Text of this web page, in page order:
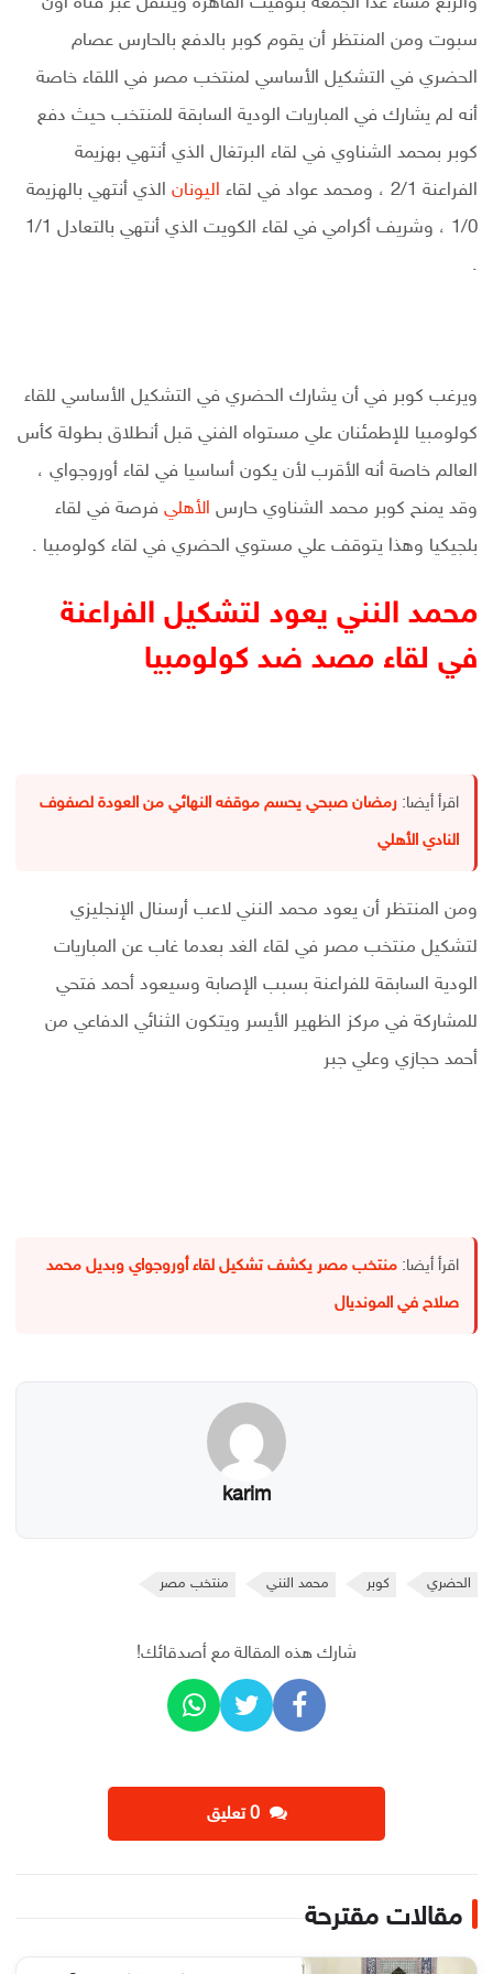
سبوت ومن المنتظر أن يقوم كوبر بالدفع بالحارس عصام
الحضري في التشكيل الأساسي لمنتخب مصر في اللقاء خاصة
أنه لم يشارك في المباريات الودية السابقة للمنتخب حيث دفع
كوبر بمحمد الشناوي في لقاء البرتغال الذي أنتهي بهزيمة
الفراعنة 2/1 ، ومحمد عواد في لقاء
اليونان الذي أنتهي بالهزيمة
1/0 ، وشريف أكرامي في لقاء الكويت الذي أنتهي بالتعادل 1/1
.
ويرغب كوبر في أن يشارك الحضري في التشكيل الأساسي للقاء
كولومبيا للإطمئنان علي مستواه الفني قبل أنطلاق بطولة كأس
العالم خاصة أنه الأقرب لأن يكون أساسيا في لقاء أوروجواي ،
وقد يمنح كوبر محمد الشناوي حارس الأهلي فرصة في لقاء
بلجيكيا وهذا يتوقف علي مستوي الحضري في لقاء كولومبيا .
محمد النني يعود لتشكيل الفراعنة
في لقاء مصد ضد كولومبيا
اقرأ أيضا: رمضان صبحي يحسم موقفه النهائي من العودة لصفوف
النادي الأهلي
ومن المنتظر أن يعود محمد النني لاعب أرسنال الإنجليزي
لتشكيل منتخب مصر في لقاء الغد بعدما غاب عن المباريات
الودية السابقة للفراعنة بسبب الإصابة وسيعود أحمد فتحي
للمشاركة في مركز الظهير الأيسر ويتكون الثنائي الدفاعي من
أحمد حجازي وعلي جبر
اقرأ أيضا: منتخب مصر يكشف تشكيل لقاء أوروجواي وبديل محمد
صلاح في المونديال
karim
الحضري كوبر محمد النني منتخب مصر
شارك هذه المقالة مع أصدقائك!
‫0 تعليق
مقالات مقترحة